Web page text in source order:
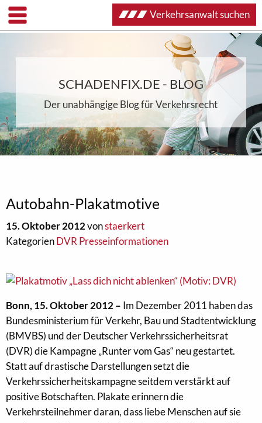
SCHADENFIX.DE - BLOG
Der unabhängige Blog für Verkehrsrecht
Autobahn-Plakatmotive
15. Oktober 2012vonstaerkert
KategorienDVR Presseinformationen
Bonn, 15. Oktober 2012 – Im Dezember 2011 haben das
Bundesministerium für Verkehr, Bau und Stadtentwicklung
(BMVBS) und der Deutscher Verkehrssicherheitsrat
(DVR) die Kampagne „Runter vom Gas“ neu gestartet.
Statt auf drastische Darstellungen setzt die
Verkehrssicherheitskampagne seitdem verstärkt auf
positive Botschaften. Plakate erinnern die
Verkehrsteilnehmer daran, dass liebe Menschen auf sie
Verkehrsanwalt suchen